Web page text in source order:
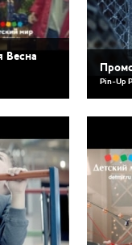
Весна
Pin-Up